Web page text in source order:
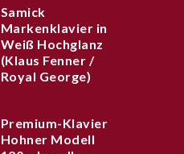
Samick
Markenklavier in
Weiß Hochglanz
(Klaus Fenner /
Royal George)
Premium-Klavier
Hohner Modell